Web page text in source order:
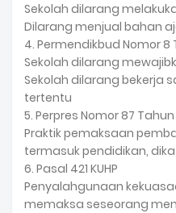
Sekolah dilarang
Dilarang menjual bahan
4. Permendikbud Nomor 8
Sekolah dilarang
Sekolah dilarang bekerja
tertentu
5. Perpres Nomor 87
Praktik pemaksaan
termasuk pendidikan,
6. Pasal 421 KUHP
Penyalahgunaan
memaksa seseorang